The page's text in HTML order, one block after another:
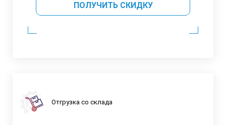
ПОЛУЧИТЬ СКИДКУ
Отгрузка со склада